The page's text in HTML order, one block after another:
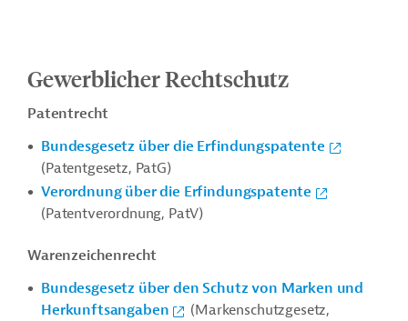
Gewerblicher Rechtschutz
Patentrecht
Bundesgesetz über die Erfindungspatente
(Patentgesetz, PatG)
Verordnung über die Erfindungspatente
(Patentverordnung, PatV)
Warenzeichenrecht
Bundesgesetz über den Schutz von Marken und
Herkunftsangaben
(Markenschutzgesetz,